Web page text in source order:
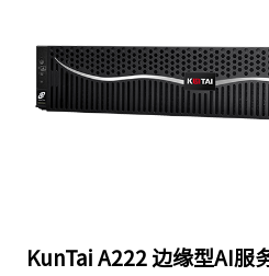
KunTai A222 边缘型AI服